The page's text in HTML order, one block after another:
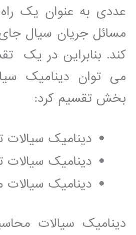
عددی به عنوان يک
مسائل جريان سيال
کند. بنابراين در يک
می توان ديناميک
بخش تقسيم کرد:
ديناميک سيالات
ديناميک سيالات
ديناميک سيالات